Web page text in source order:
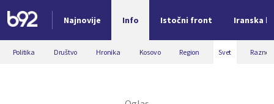
Najnovije Info Istočni front Iranska
Nova vest
Politika Društvo Hronika Kosovo Region Svet Razno